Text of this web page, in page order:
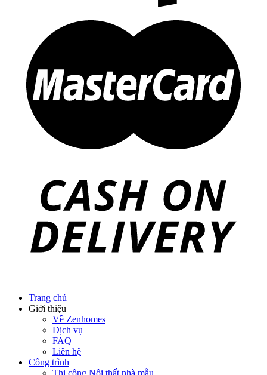
Trang chủ
Giới thiệu
Về Zenhomes
Dịch vụ
FAQ
Liên hệ
Công trình